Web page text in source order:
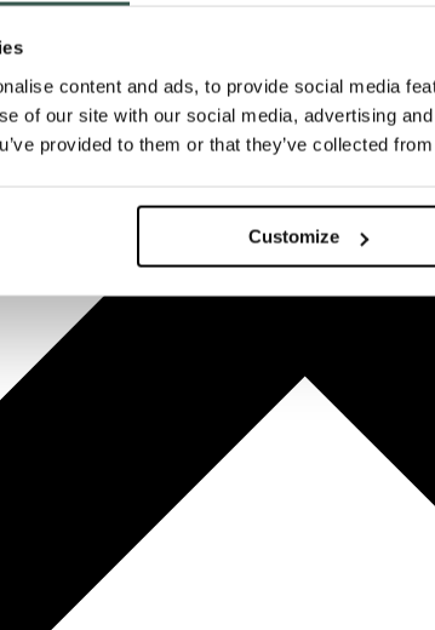
content and ads, to provide social media
of our site with our social media, advertising
provided to them or that they’ve collected
Customize